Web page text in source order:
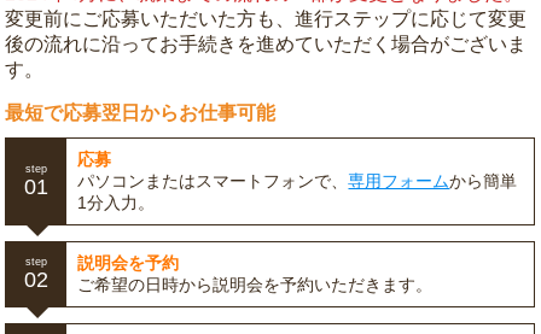
変更前にご応募いただいた方も、進行ステップに応じて変更
後の流れに沿ってお手続きを進めていただく場合がございま
す。
最短で応募翌日からお仕事可能
step
01
応募
パソコンまたはスマートフォンで、専用フォームから簡単
1分入力。
step
02
説明会を予約
ご希望の日時から説明会を予約いただきます。